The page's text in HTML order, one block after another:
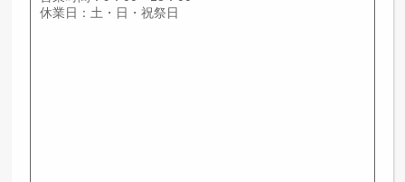
休業日：土・日・祝祭日